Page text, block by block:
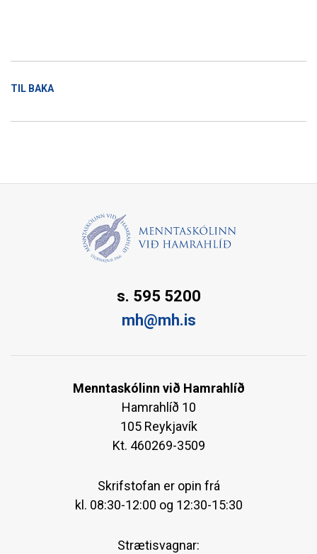
TIL BAKA
s. 595 5200
mh@mh.is
Menntaskólinn við Hamrahlíð
Hamrahlíð 10
105 Reykjavík
Kt. 460269-3509
Skrifstofan er opin frá
kl. 08:30-12:00 og 12:30-15:30
Strætisvagnar: